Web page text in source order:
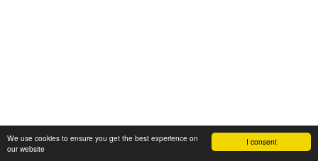
I consent
We use cookies to ensure you get the best experience on
our website